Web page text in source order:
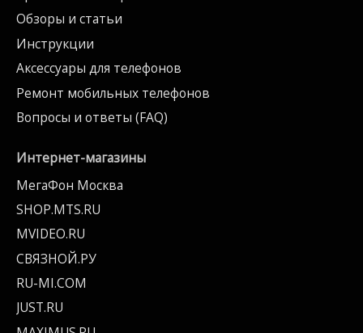
Обзоры и статьи
Инструкции
Аксессуары для телефонов
Ремонт мобильных телефонов
Вопросы и ответы (FAQ)
Интернет-магазины
МегаФон Москва
SHOP.MTS.RU
MVIDEO.RU
СВЯЗНОЙ.РУ
RU-MI.COM
JUST.RU